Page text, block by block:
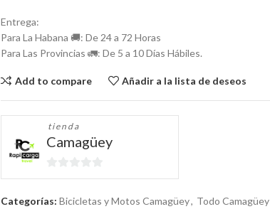
Entrega:
Para La Habana 🚚: De 24 a 72 Horas
Para Las Provincias 🚛: De 5 a 10 Días Hábiles.
Add to compare Añadir a la lista de deseos
tienda
Camagüey
0
Categorías: Bicicletas y Motos Camagüey, Todo Camagüey